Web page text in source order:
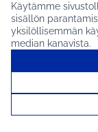
Käytämme
sisällön
yksilöllisemmän
median kanavista.
Creative
(Ulkoinen linkki)
Tuusulan
(Ulkoinen linkki)